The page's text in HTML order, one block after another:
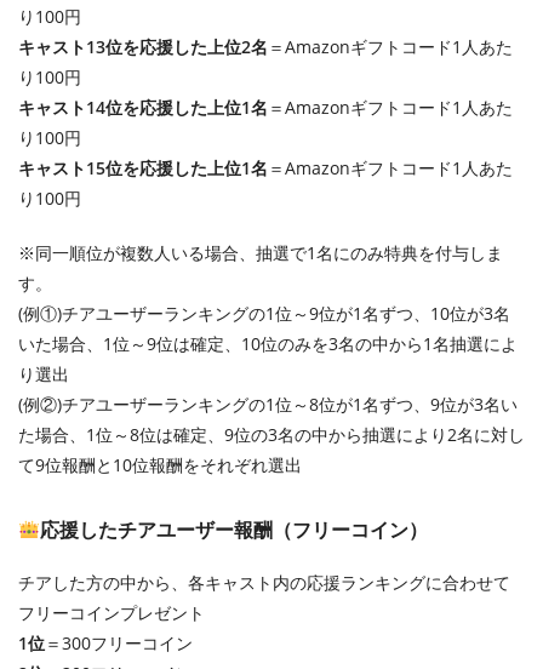
り100円
キャスト13位を応援した上位2名 ＝Amazonギフトコード1人あた
り100円
キャスト14位を応援した上位1名 ＝Amazonギフトコード1人あた
り100円
キャスト15位を応援した上位1名 ＝Amazonギフトコード1人あた
り100円
※同一順位が複数人いる場合、抽選で1名にのみ特典を付与しま
す。
(例①)チアユーザーランキングの1位～9位が1名ずつ、10位が3名
いた場合、1位～9位は確定、10位のみを3名の中から1名抽選によ
り選出
(例②)チアユーザーランキングの1位～8位が1名ずつ、9位が3名い
た場合、1位～8位は確定、9位の3名の中から抽選により2名に対し
て9位報酬と10位報酬をそれぞれ選出
応援したチアユーザー報酬（フリーコイン）
チアした方の中から、各キャスト内の応援ランキングに合わせて
フリーコインプレゼント
1位＝300フリーコイン